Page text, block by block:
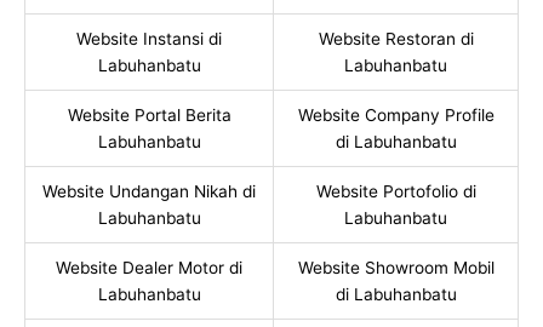
Website Instansi di
Labuhanbatu
Website Restoran di
Labuhanbatu
Website Portal Berita
Labuhanbatu
Website Company Profile
di Labuhanbatu
Website Undangan Nikah di
Labuhanbatu
Website Portofolio di
Labuhanbatu
Website Dealer Motor di
Labuhanbatu
Website Showroom Mobil
di Labuhanbatu